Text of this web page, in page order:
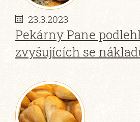
23.3.2023
Pekárny Pane
zvyšujících se